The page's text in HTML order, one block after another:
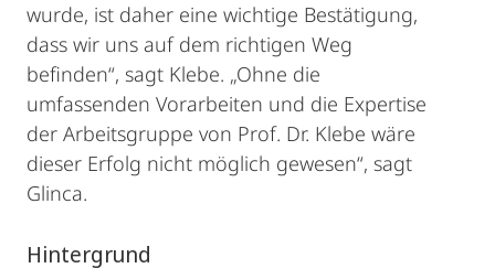
wurde, ist daher eine wichtige Bestätigung,
dass wir uns auf dem richtigen Weg
befinden“, sagt Klebe. „Ohne die
umfassenden Vorarbeiten und die Expertise
der Arbeitsgruppe von Prof. Dr. Klebe wäre
dieser Erfolg nicht möglich gewesen“, sagt
Glinca.
Hintergrund